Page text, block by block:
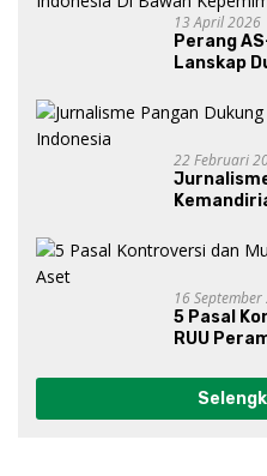
13 April 2026
Perang
Lanskap
Gibran?
22 Februari
16
5 Pasal
RUU